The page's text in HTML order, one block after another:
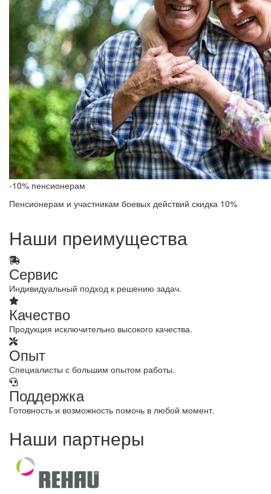
-10% пенсионерам
Пенсионерам и участникам боевых действий скидка 10%
Наши преимущества
Сервис
Индивидуальный подход к решению задач.
Качество
Продукция исключительно высокого качества.
Опыт
Специалисты с большим опытом работы.
Поддержка
Готовность и возможность помочь в любой момент.
Наши партнеры